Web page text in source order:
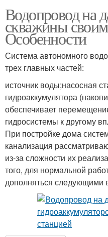
Водопровод на
скважины
Особенности
Система автономного
трех главных частей:
источник воды;насосная
гидроаккумулятора
обеспечивает
гидросистемы к другому
При постройке дома
канализация
из-за сложности их
того, для нормальной
дополняться следующими